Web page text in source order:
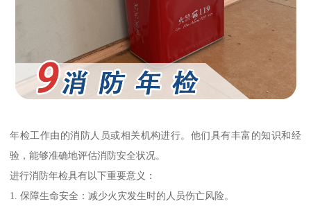
年检工作由的消防人员或相关机构进行。他们具有丰富的知识和经
验，能够准确地评估消防安全状况。
进行消防年检具有以下重要意义：
1. 保障生命安全：减少火灾发生时的人员伤亡风险。